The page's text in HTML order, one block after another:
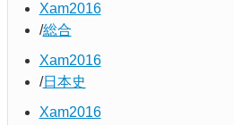
Xam2016
総合
Xam2016
日本史
Xam2016